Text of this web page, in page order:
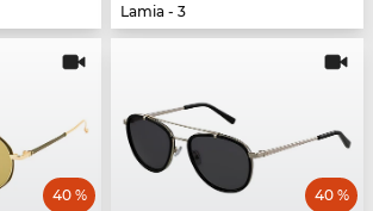
Lamia - 3
40 % 40 %